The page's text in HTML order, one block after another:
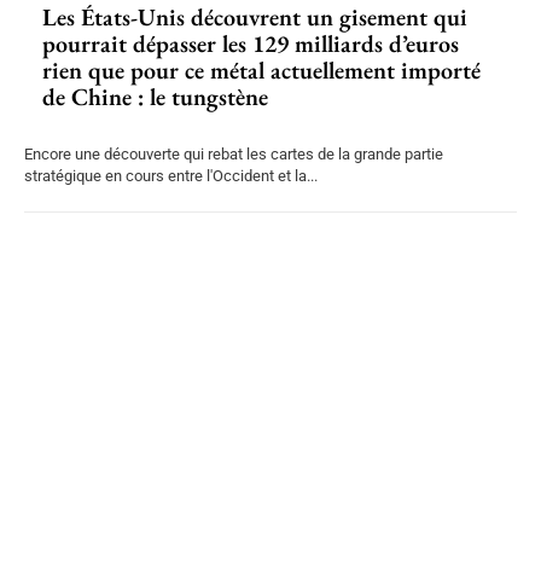
Les États-Unis découvrent un gisement qui
pourrait dépasser les 129 milliards d’euros
rien que pour ce métal actuellement importé
de Chine : le tungstène
Encore une découverte qui rebat les cartes de la grande partie
stratégique en cours entre l'Occident et la...